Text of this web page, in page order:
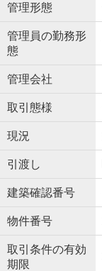
管理形態
管理員の勤務形
態
管理会社
取引態様
現況
引渡し
建築確認番号
物件番号
取引条件の有効
期限